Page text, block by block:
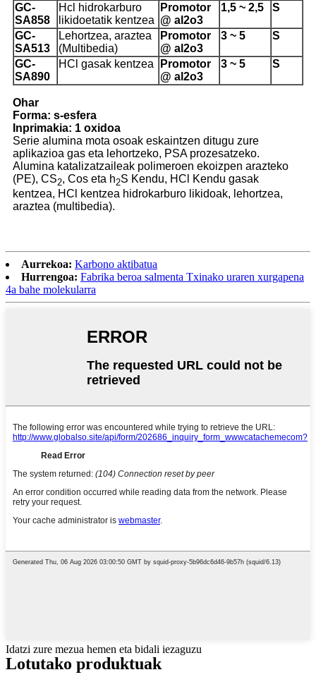
GC-
SA858
Hcl hidrokarburo
likidoetatik kentzea
Promotor
@ al2o3
1,5 ~ 2,5 S
GC-
SA513
Lehortzea, araztea
(Multibedia)
Promotor
@ al2o3
3 ~ 5 S
GC-
SA890
HCl gasak kentzea
Promotor
@ al2o3
3 ~ 5 S
Ohar
Forma: s-esfera
Inprimakia: 1 oxidoa
Serie alumina mota osoak eskaintzen ditugu zure
aplikazioa gas eta lehortzeko, PSA prozesatzeko.
Alumina katalizatzaileak polimeroen ekoizpen arazteko
(PE), CS2, Cos eta h2S Kendu, HCl Kendu gasak
kentzea, HCl kentzea hidrokarburo likidoak, lehortzea,
araztea (multibedia).
Aurrekoa: Karbono aktibatua
Hurrengoa: Fabrika beroa salmenta Txinako uraren xurgapena
4a bahe molekularra
Idatzi zure mezua hemen eta bidali iezaguzu
Lotutako produktuak